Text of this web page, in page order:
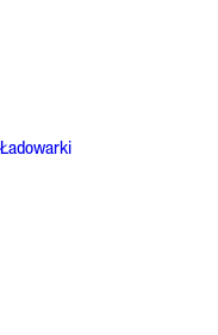
Ładowarki